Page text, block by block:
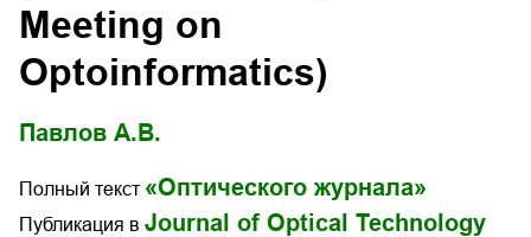
Meeting on
Optoinformatics)
Павлов А.В.
Полный текст «Оптического журнала»
Публикация в Journal of Optical Technology